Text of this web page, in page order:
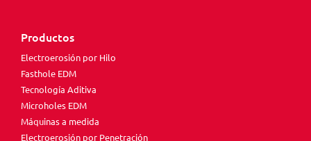
Productos
Electroerosión por Hilo
Fasthole EDM
Tecnología Aditiva
Microholes EDM
Máquinas a medida
Electroerosión por Penetración